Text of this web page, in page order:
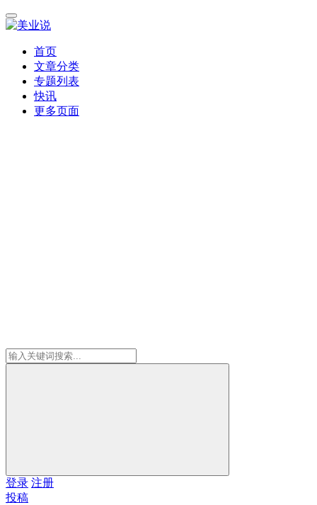
首页
文章分类
专题列表
快讯
更多页面
登录 注册
投稿